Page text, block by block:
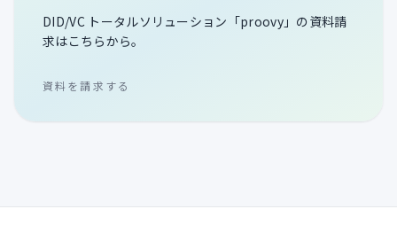
DID/VC トータルソリューション「proovy」の資料請
求はこちらから。
資料を請求する